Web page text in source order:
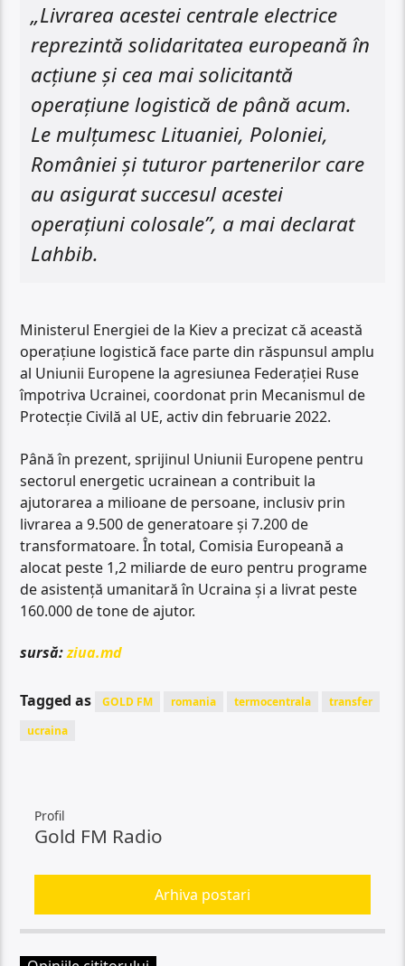
„Livrarea acestei centrale electrice
reprezintă solidaritatea europeană în
acțiune și cea mai solicitantă
operațiune logistică de până acum.
Le mulțumesc Lituaniei, Poloniei,
României și tuturor partenerilor care
au asigurat succesul acestei
operațiuni colosale”, a mai declarat
Lahbib.
Ministerul Energiei de la Kiev a precizat că această
operațiune logistică face parte din răspunsul amplu
al Uniunii Europene la agresiunea Federației Ruse
împotriva Ucrainei, coordonat prin Mecanismul de
Protecție Civilă al UE, activ din februarie 2022.
Până în prezent, sprijinul Uniunii Europene pentru
sectorul energetic ucrainean a contribuit la
ajutorarea a milioane de persoane, inclusiv prin
livrarea a 9.500 de generatoare și 7.200 de
transformatoare. În total, Comisia Europeană a
alocat peste 1,2 miliarde de euro pentru programe
de asistență umanitară în Ucraina și a livrat peste
160.000 de tone de ajutor.
sursă:ziua.md
Tagged as GOLD FM romania termocentrala
transfer
ucraina
Profil
Gold FM Radio
Arhiva postari